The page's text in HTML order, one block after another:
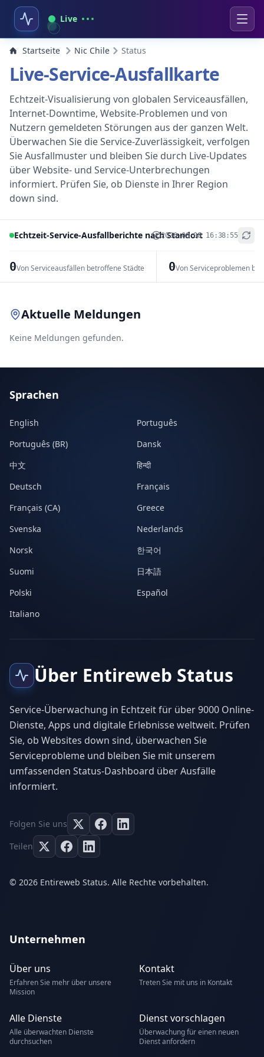
Live
Startseite Nic Chile Status
Live-Service-Ausfallkarte
Echtzeit-Visualisierung von globalen Serviceausfällen,
Internet-Downtime, Website-Problemen und von
Nutzern gemeldeten Störungen aus der ganzen Welt.
Überwachen Sie die Service-Zuverlässigkeit, verfolgen
Sie Ausfallmuster und bleiben Sie durch Live-Updates
über Website- und Service-Unterbrechungen
informiert. Prüfen Sie, ob Dienste in Ihrer Region
down sind.
Echtzeit-Service-Ausfallberichte nach Standort
2026-08-08 16:38:55
0Von Serviceausfällen betroffene Städte 0Von Serviceproblemen
+
Aktuelle Meldungen
Keine Meldungen gefunden.
Sprachen
English
Português
Português (BR)
Dansk
中文
हिन्दी
Deutsch
Français
Français (CA)
Greece
Svenska
Nederlands
Norsk
한국어
Suomi
日本語
Polski
Español
Italiano
Über Entireweb Status
Service-Überwachung in Echtzeit für über 9000 Online-
Dienste, Apps und digitale Erlebnisse weltweit. Prüfen
Sie, ob Websites down sind, überwachen Sie
Serviceprobleme und bleiben Sie mit unserem
umfassenden Status-Dashboard über Ausfälle
informiert.
Folgen Sie uns
Teilen
© 2026 Entireweb Status. Alle Rechte vorbehalten.
Unternehmen
Über uns
Erfahren Sie mehr über unsere
Mission
Kontakt
Treten Sie mit uns in Kontakt
Alle Dienste
Alle überwachten Dienste
durchsuchen
Dienst vorschlagen
Überwachung für einen neuen
Dienst anfordern